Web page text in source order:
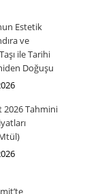
Estetik
ve
ile Tarihi
Doğuşu
2026 Tahmini